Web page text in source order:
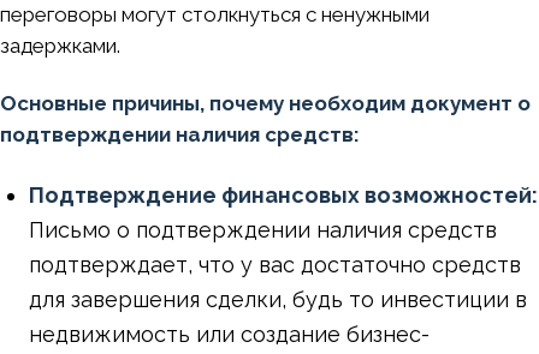
переговоры могут столкнуться с ненужными
задержками.
Основные причины, почему необходим документ о
подтверждении наличия средств:
Подтверждение финансовых возможностей:
Письмо о подтверждении наличия средств
подтверждает, что у вас достаточно средств
для завершения сделки, будь то инвестиции в
недвижимость или создание бизнес-